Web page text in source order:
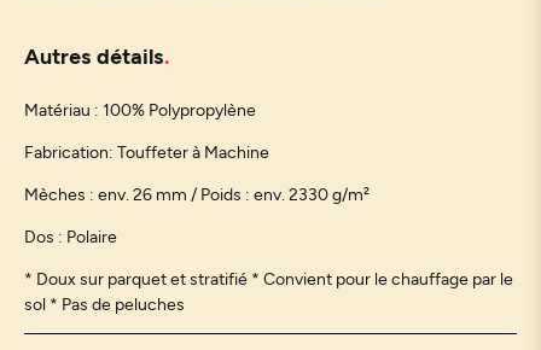
Autres détails
Matériau : 100% Polypropylène
Fabrication: Touffeter à Machine
Mèches : env. 26 mm / Poids : env. 2330 g/m²
Dos : Polaire
* Doux sur parquet et stratifié * Convient pour le chauffage par le
sol * Pas de peluches